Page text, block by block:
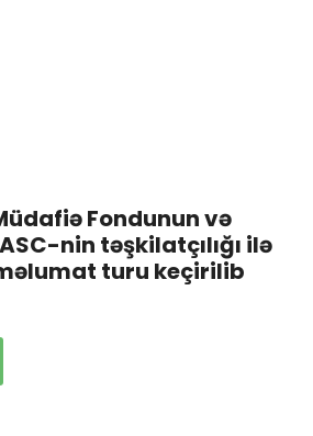
Fondunun və
nin təşkilatçılığı ilə
turu keçirilib